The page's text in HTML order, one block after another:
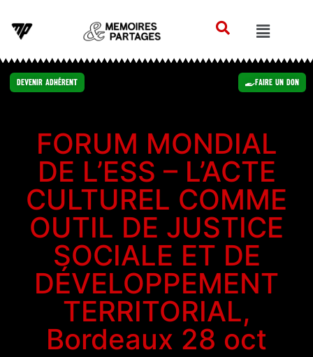
Devenir Adhérent Faire un Don
FORUM MONDIAL
DE L’ESS – L’ACTE
CULTUREL COMME
OUTIL DE JUSTICE
SOCIALE ET DE
DÉVELOPPEMENT
TERRITORIAL,
Bordeaux 28 oct